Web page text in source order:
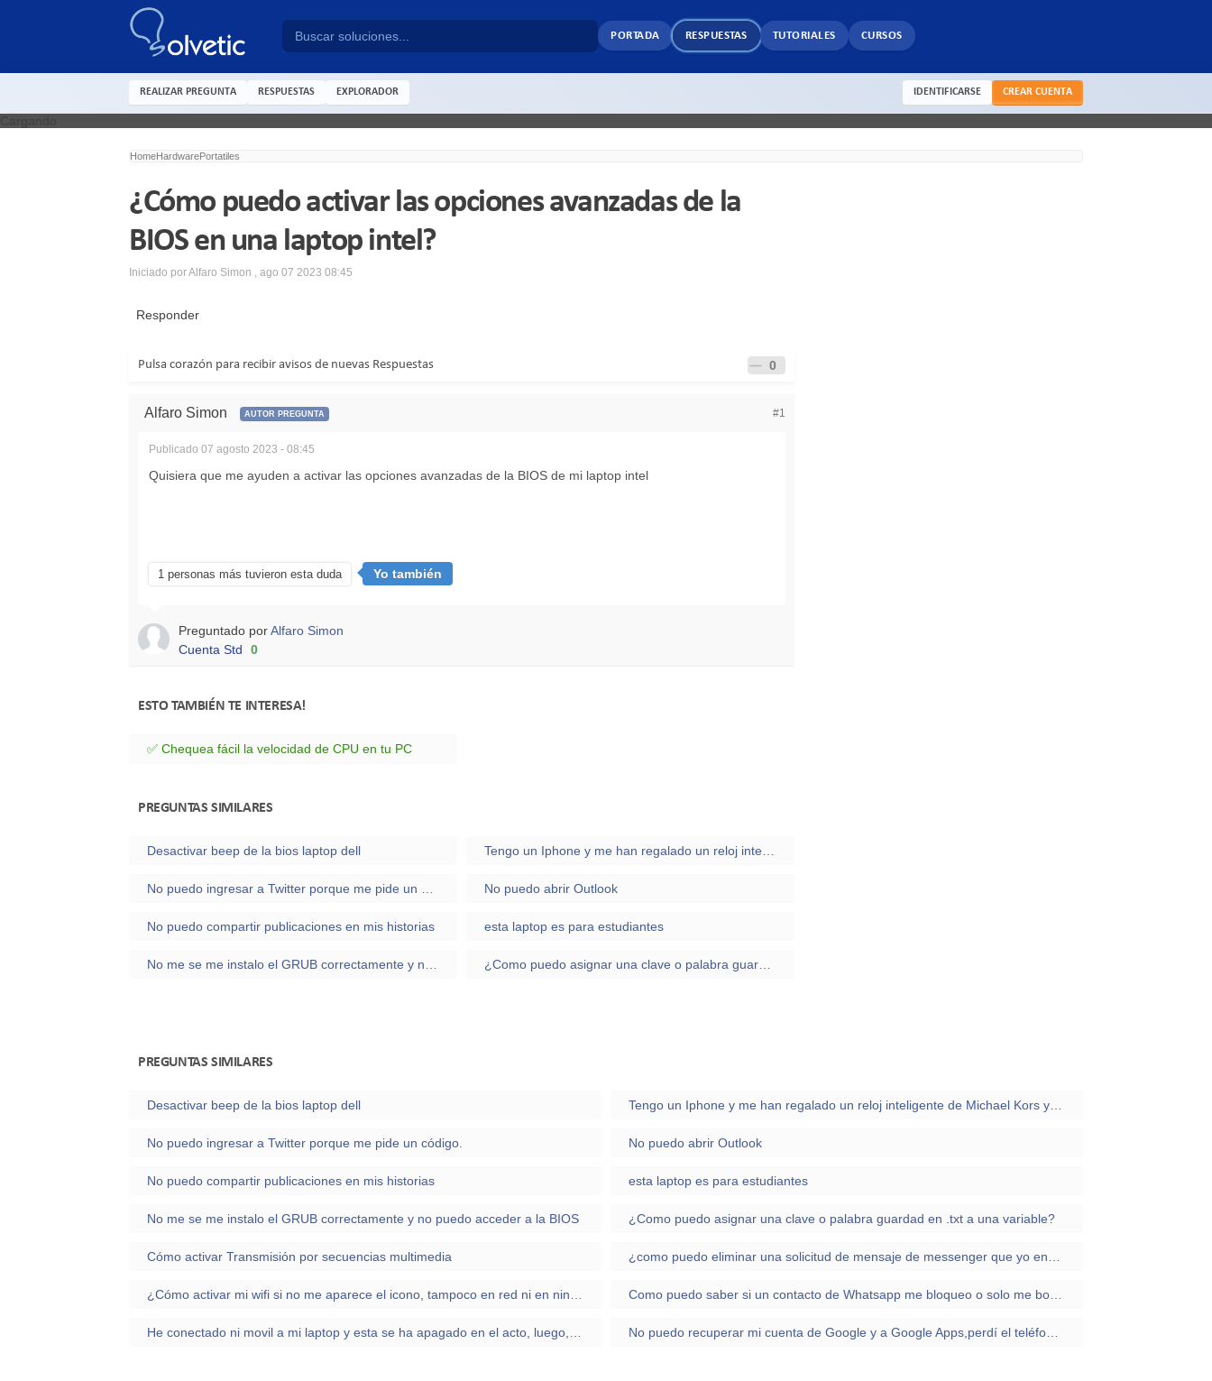
PORTADA RESPUESTAS TUTORIALES CURSOS
REALIZAR PREGUNTA RESPUESTAS EXPLORADOR IDENTIFICARSE CREAR CUENTA
HomeHardwarePortatiles
¿Cómo puedo activar las opciones avanzadas de la
BIOS en una laptop intel?
Iniciado porAlfaro Simon , ago 07 2023 08:45
Responder
Pulsa corazón para recibir avisos de nuevas Respuestas 0
Alfaro Simon AUTOR PREGUNTA #1
Publicado 07 agosto 2023 - 08:45
Quisiera que me ayuden a activar las opciones avanzadas de la BIOS de mi laptop intel
1 personas más tuvieron esta duda Yo también
Preguntado porAlfaro Simon
Cuenta Std
0
ESTO TAMBIÉN TE INTERESA!
✅ Chequea fácil la velocidad de CPU en tu PC
PREGUNTAS SIMILARES
Desactivar beep de la bios laptop dell
No puedo abrir Outlook
No puedo compartir publicaciones en mis historias esta laptop es para estudiantes
PREGUNTAS SIMILARES
Desactivar beep de la bios laptop dell
No puedo ingresar a Twitter porque me pide un código. No puedo abrir Outlook
No puedo compartir publicaciones en mis historias esta laptop es para estudiantes
No me se me instalo el GRUB correctamente y no puedo acceder a la BIOS ¿Como puedo asignar una clave o palabra guardad en .txt a una variable?
Cómo activar Transmisión por secuencias multimedia